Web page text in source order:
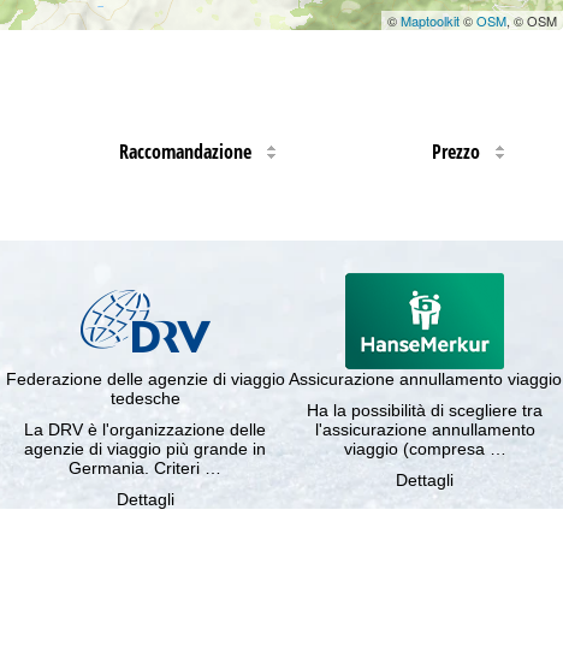
©Maptoolkit©OSM, © OSM
Raccomandazione Prezzo
Federazione delle agenzie di viaggio
tedesche
La DRV è l'organizzazione delle
agenzie di viaggio più grande in
Germania. Criteri …
Dettagli
Assicurazione annullamento viaggio
Ha la possibilità di scegliere tra
l'assicurazione annullamento
viaggio (compresa …
Dettagli